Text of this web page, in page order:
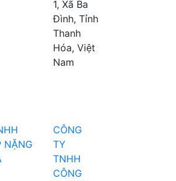
1, Xã Ba
Đình, Tỉnh
Thanh
Hóa, Việt
Nam
CÔNG
TY
TNHH
CÔNG